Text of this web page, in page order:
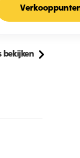
Accessoires
bekijken